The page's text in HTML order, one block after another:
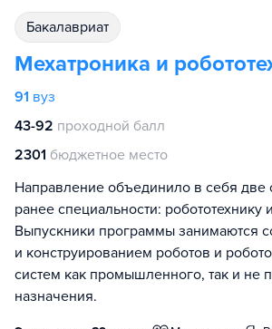
бакалавриат
Мехатроника и
91 вуз
43-92 проходной балл
2301 бюджетное место
Направление объединило в себя две
ранее специальности: робототехнику
Выпускники программы занимаются
и конструированием роботов и
систем как промышленного, так и не
назначения.